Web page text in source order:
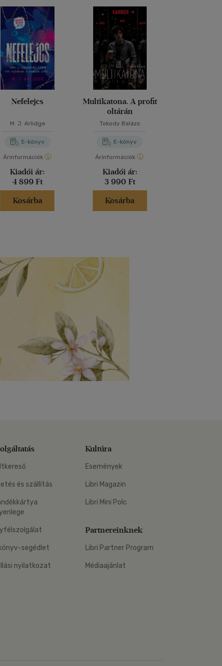
Nefelejcs
M. J. Arlidge
E-könyv
Árinformációk
Kiadói ár:
4 899 Ft
Kosárba
Multikatona. A profit
oltárán
Tokody Balázs
E-könyv
Árinformációk
Kiadói ár:
3 990 Ft
Kosárba
és szállítás
segédlet
nyilatkozat
Kultúra
Események
Libri Magazin
Libri Mini Polc
Partnereinknek
Libri Partner Program
Médiaajánlat